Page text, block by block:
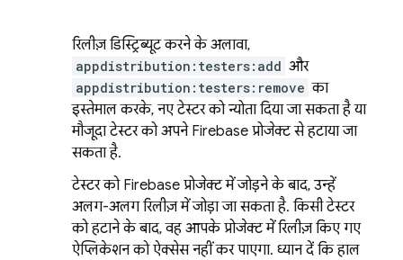
रिलीज़ डिस्ट्रिब्यूट करने के अलावा,
appdistribution:testers:add और
appdistribution:testers:remove का
इस्तेमाल करके, नए टेस्टर को न्योता दिया जा सकता है या
मौजूदा टेस्टर को अपने Firebase प्रोजेक्ट से हटाया जा
सकता है.
टेस्टर को Firebase प्रोजेक्ट में जोड़ने के बाद, उन्हें
अलग-अलग रिलीज़ में जोड़ा जा सकता है. किसी टेस्टर
को हटाने के बाद, वह आपके प्रोजेक्ट में रिलीज़ किए गए
ऐप्लिकेशन को ऐक्सेस नहीं कर पाएगा. ध्यान दें कि हाल